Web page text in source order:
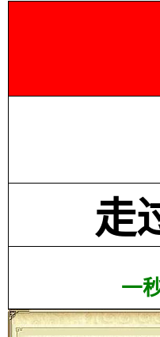
走
一